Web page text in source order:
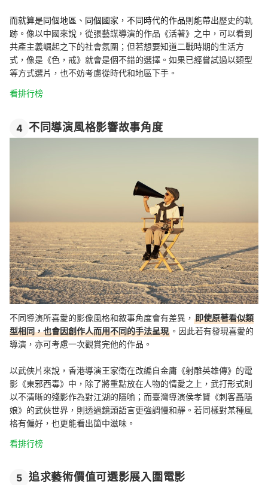
而就算是同個地區、同個國家，不同時代的作品則能帶出歷史的軌
跡。像以中國來說，從張藝謀導演的作品《活著》之中，可以看到
共產主義崛起之下的社會氛圍；但若想要知道二戰時期的生活方
式，像是《色，戒》就會是個不錯的選擇。如果已經嘗試過以類型
等方式選片，也不妨考慮從時代和地區下手。
看排行榜
4 不同導演風格影響故事角度
不同導演所喜愛的影像風格和敘事角度會有差異， 即使原著看似類
型相同，也會因創作人而用不同的手法呈現 。因此若有發現喜愛的
導演，亦可考慮一次觀賞完他的作品。
以武俠片來說，香港導演王家衛在改編自金庸《射雕英雄傳》的電
影《東邪西毒》中，除了將重點放在人物的情愛之上，武打形式則
以不清晰的殘影作為對江湖的隱喻；而臺灣導演侯孝賢《刺客聶隱
娘》的武俠世界，則透過鏡頭語言更強調慢和靜。若同樣對某種風
格有偏好，也更能看出箇中滋味。
看排行榜
5 追求藝術價值可選影展入圍電影